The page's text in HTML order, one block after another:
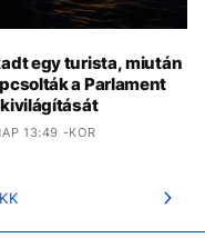
egy turista, miután
a Parlament
13:49 -KOR